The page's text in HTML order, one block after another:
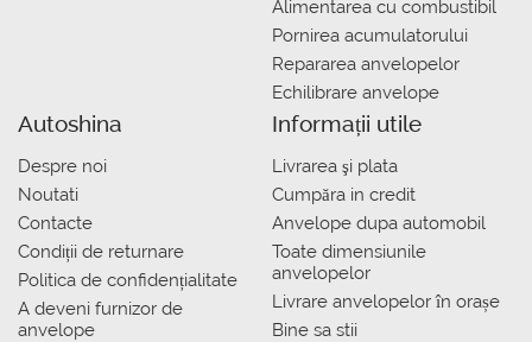
Alimentarea cu combustibil
Pornirea acumulatorului
Repararea anvelopelor
Echilibrare anvelope
Autoshina
Despre noi
Noutati
Contacte
Condiții de returnare
Politica de confidențialitate
A deveni furnizor de
anvelope
Informații utile
Livrarea şi plata
Сumpăra in credit
Anvelope dupa automobil
Toate dimensiunile
anvelopelor
Livrare anvelopelor în orașe
Bine sa stii